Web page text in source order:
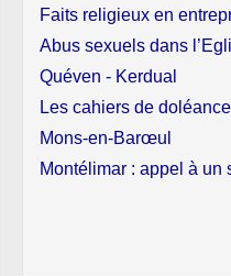
Faits religieux en
Abus sexuels dans
Quéven - Kerdual
Les cahiers de
Mons-en-Barœul
Montélimar : appel à un